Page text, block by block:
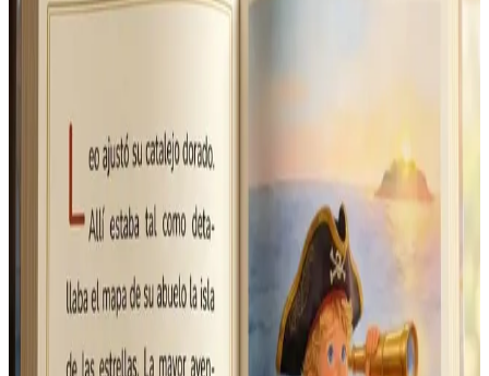
Convierte a tus
personas favoritas
protagonistas de un
cuento ilustrado
Sube una foto, elige la aventura, y en 5
minutos tendrás un cuento ilustrado listo
para leer o imprimir. Tu primer cuento es
gratis.